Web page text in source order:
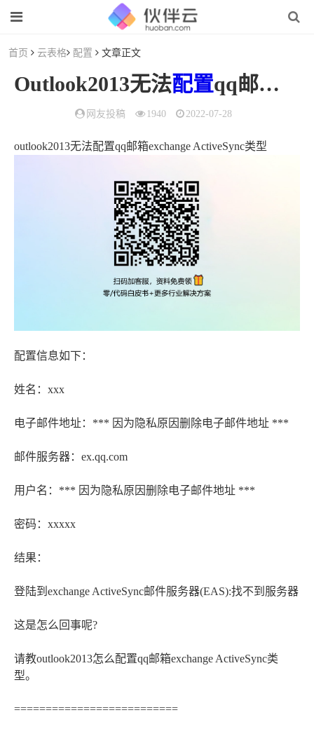
首页 云表格 配置 文章正文
Outlook2013无法配置qq邮箱
网友投稿 1940 2022-07-28
outlook2013无法配置qq邮箱exchange ActiveSync类型
配置信息如下：
姓名：xxx
电子邮件地址：*** 因为隐私原因删除电子邮件地址 ***
邮件服务器：ex.qq.com
用户名：*** 因为隐私原因删除电子邮件地址 ***
密码：xxxxx
结果：
登陆到exchange ActiveSync邮件服务器(EAS):找不到服务器
这是怎么回事呢?
请教outlook2013怎么配置qq邮箱exchange ActiveSync类
型。
==========================